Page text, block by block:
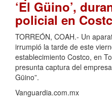
‘El Güino’,
policial en
TORREÓN, COAH.- Un
irrumpió la tarde de este
establecimiento Costco, en
presunta captura del
Güino”.
Vanguardia.com.mx